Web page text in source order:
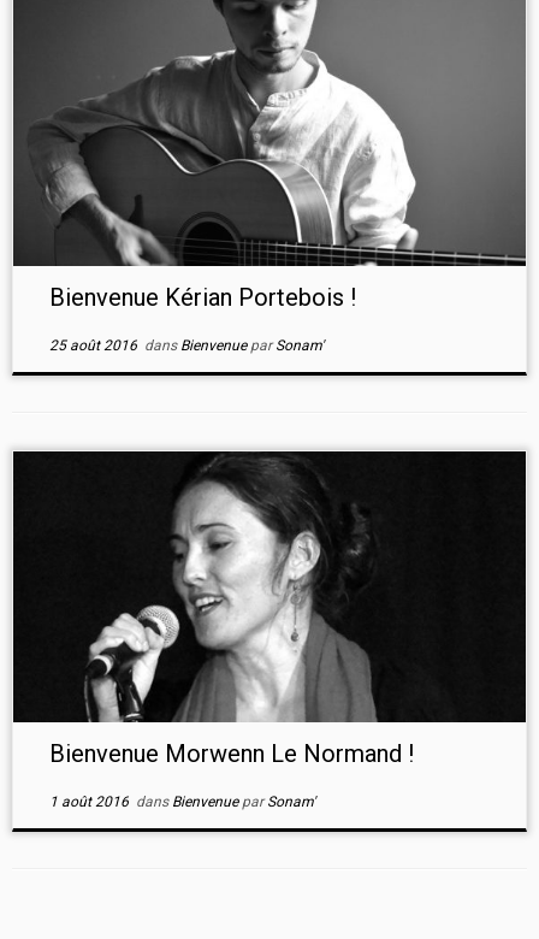
Bienvenue Kérian Portebois !
25 août 2016dans Bienvenue parSonam'
Bienvenue Morwenn Le Normand !
1 août 2016dans Bienvenue parSonam'